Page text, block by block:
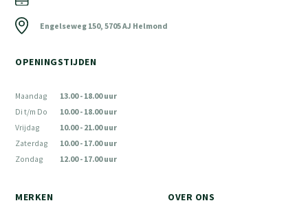
Engelseweg 150, 5705 AJ Helmond
OPENINGSTIJDEN
Maandag
Di t/m Do
Vrijdag
Zaterdag
Zondag
13.00 - 18.00 uur
10.00 - 18.00 uur
10.00 - 21.00 uur
10.00 - 17.00 uur
12.00 - 17.00 uur
MERKEN OVER ONS